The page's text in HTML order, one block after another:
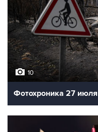
10
Фотохроника 27 июля